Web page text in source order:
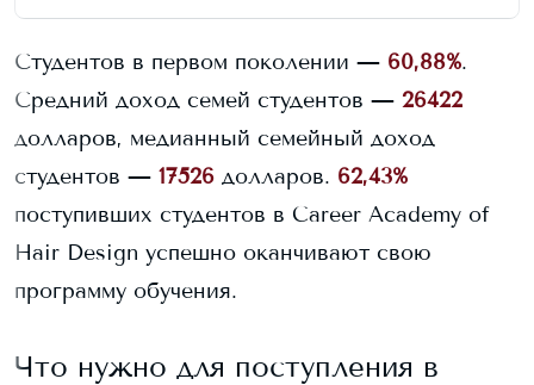
Студентов в первом поколении — 60,88%.
Средний доход семей студентов — 26422
долларов, медианный семейный доход
студентов — 17526 долларов. 62,43%
поступивших студентов в Career Academy of
Hair Design успешно оканчивают свою
программу обучения.
Что нужно для поступления в